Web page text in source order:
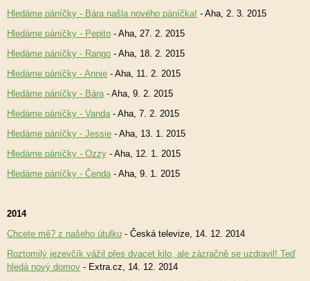
Hledáme páníčky - Bára našla nového páníčka! - Aha, 2. 3. 2015
Hledáme páníčky - Pepito - Aha, 27. 2. 2015
Hledáme páníčky - Rango - Aha, 18. 2. 2015
Hledáme páníčky - Annie - Aha, 11. 2. 2015
Hledáme páníčky - Bára- Aha, 9. 2. 2015
Hledáme páníčky - Vanda- Aha, 7. 2. 2015
Hledáme páníčky - Jessie - Aha, 13. 1. 2015
Hledáme páníčky - Ozzy - Aha, 12. 1. 2015
Hledáme páníčky - Čenda- Aha, 9. 1. 2015
2014
Chcete mě? z našeho útulku - Česká televize, 14. 12. 2014
Roztomilý jezevčík vážil přes dvacet kilo, ale zázračně se uzdravil! Teď
hledá nový domov - Extra.cz, 14. 12. 2014